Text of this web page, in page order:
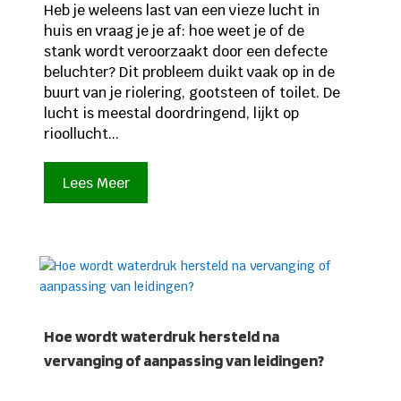
Heb je weleens last van een vieze lucht in
huis en vraag je je af: hoe weet je of de
stank wordt veroorzaakt door een defecte
beluchter? Dit probleem duikt vaak op in de
buurt van je riolering, gootsteen of toilet. De
lucht is meestal doordringend, lijkt op
rioollucht...
Lees Meer
Hoe wordt waterdruk hersteld na
vervanging of aanpassing van leidingen?